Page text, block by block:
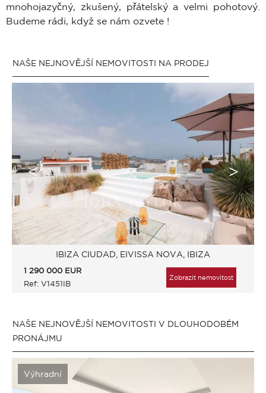
mnohojazyčný, zkušený, přátelský a velmi pohotový.
Budeme rádi, když se nám ozvete !
NAŠE NEJNOVĚJŠÍ NEMOVITOSTI NA PRODEJ
IBIZA CIUDAD, EIVISSA NOVA, IBIZA
1 290 000 EUR
Ref: V1451IB
Zobrazit nemovitost
NAŠE NEJNOVĚJŠÍ NEMOVITOSTI V DLOUHODOBÉM
PRONÁJMU
Výhradní